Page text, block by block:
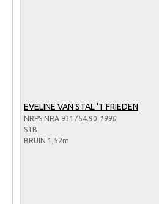
PEDIGREE ONLINE
Onze fokkerij
EVELINE VAN STAL 'T FRIEDEN
NRPS NRA 931754.90 1990
STB
BRUIN 1,52m